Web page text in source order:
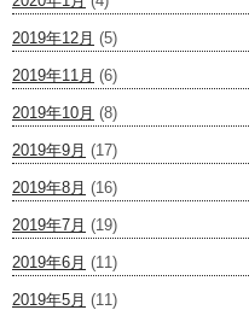
2019年12月 (5)
2019年11月 (6)
2019年10月 (8)
2019年9月 (17)
2019年8月 (16)
2019年7月 (19)
2019年6月 (11)
2019年5月 (11)